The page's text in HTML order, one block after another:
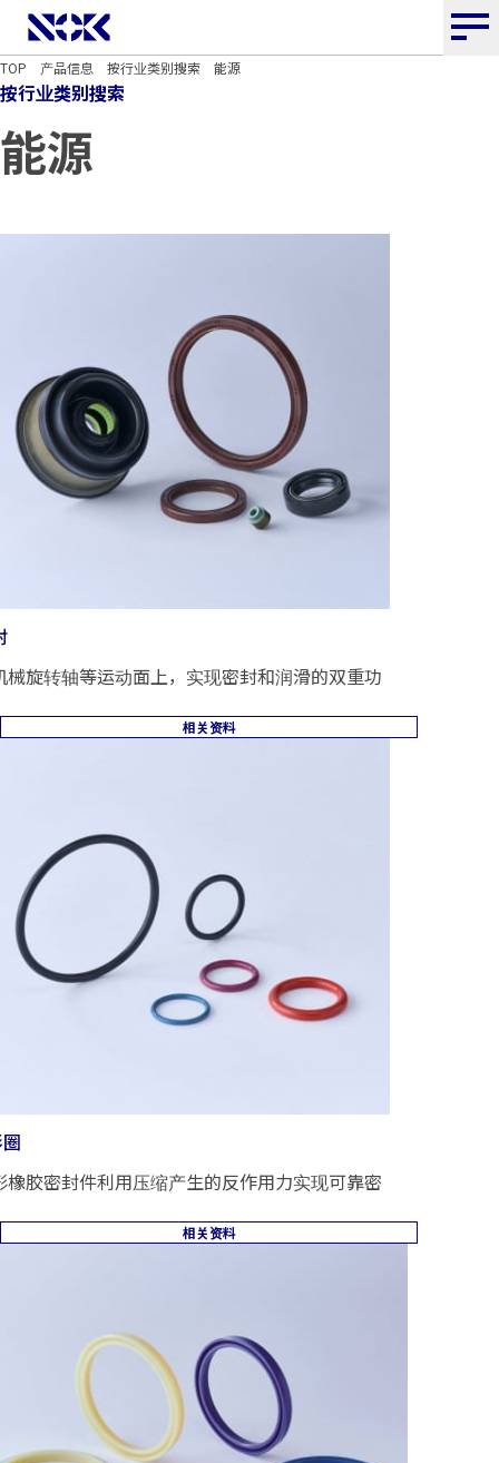
NOK株式会社
TOP 产品信息 按行业类别搜索 能源
按行业类别搜索
能源
械旋转轴等运动面上，实现密封和润滑的双重功
相关资料
橡胶密封件利用压缩产生的反作用力实现可靠密
相关资料